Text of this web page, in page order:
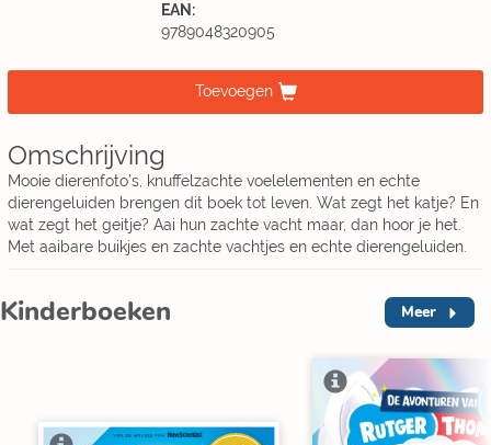
EAN:
9789048320905
Toevoegen
Omschrijving
Mooie dierenfoto’s, knuffelzachte voelelementen en echte
dierengeluiden brengen dit boek tot leven. Wat zegt het katje? En
wat zegt het geitje? Aai hun zachte vacht maar, dan hoor je het.
Met aaibare buikjes en zachte vachtjes en echte dierengeluiden.
Kinderboeken Meer